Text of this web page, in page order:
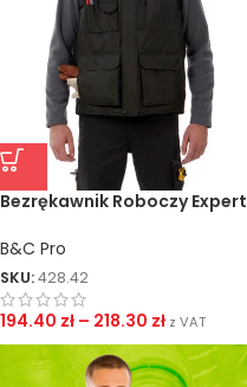
Bezrękawnik Roboczy Expert
B&C Pro
SKU:428.42
194.40 zł – 218.30 zł z VAT